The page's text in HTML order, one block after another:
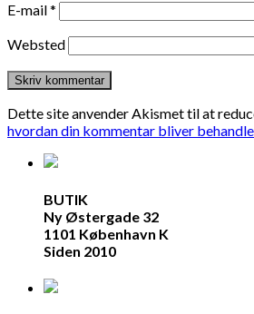
E-mail*
Websted
Dette site anvender Akismet til at
hvordan din kommentar bliver
BUTIK
Ny Østergade 32
1101 København K
Siden 2010